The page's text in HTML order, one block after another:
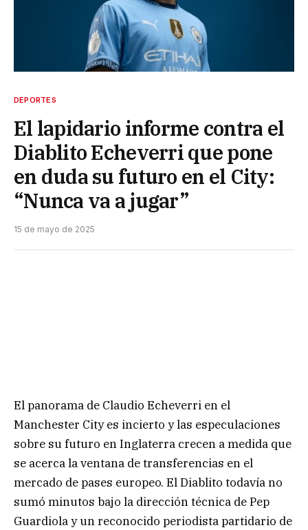
DEPORTES
El lapidario informe contra el
Diablito Echeverri que pone
en duda su futuro en el City:
“Nunca va a jugar”
15 de mayo de 2025
El panorama de Claudio Echeverri en el
Manchester City es incierto y las especulaciones
sobre su futuro en Inglaterra crecen a medida que
se acerca la ventana de transferencias en el
mercado de pases europeo. El Diablito todavía no
sumó minutos bajo la dirección técnica de Pep
Guardiola y un reconocido periodista partidario de